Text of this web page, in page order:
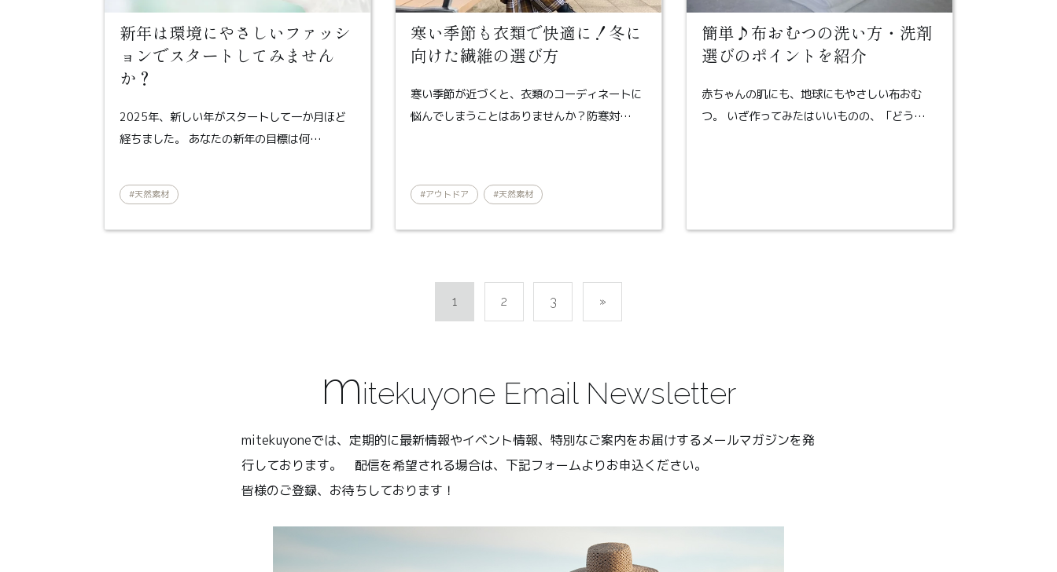
新年は環境にやさしいファッシ
ョンでスタートしてみません
か？
2025年、新しい年がスタートして一か月ほど
経ちました。 あなたの新年の目標は何…
#天然素材
寒い季節も衣類で快適に！冬に
向けた繊維の選び方
寒い季節が近づくと、衣類のコーディネートに
悩んでしまうことはありませんか？防寒対…
#アウトドア #天然素材
簡単♪布おむつの洗い方・洗剤
選びのポイントを紹介
赤ちゃんの肌にも、地球にもやさしい布おむ
つ。 いざ作ってみたはいいものの、「どう…
1 2 3 »
mitekuyone Email Newsletter
mitekuyoneでは、定期的に最新情報やイベント情報、特別なご案内をお届けするメールマガジンを発
行しております。 配信を希望される場合は、下記フォームよりお申込ください。
皆様のご登録、お待ちしております！